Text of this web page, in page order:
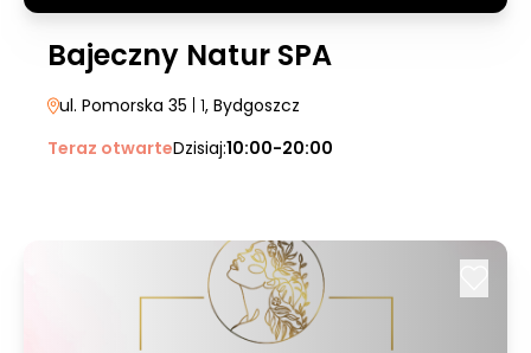
Bajeczny Natur SPA
ul. Pomorska 35 | 1, Bydgoszcz
Teraz otwarteDzisiaj:10:00-20:00